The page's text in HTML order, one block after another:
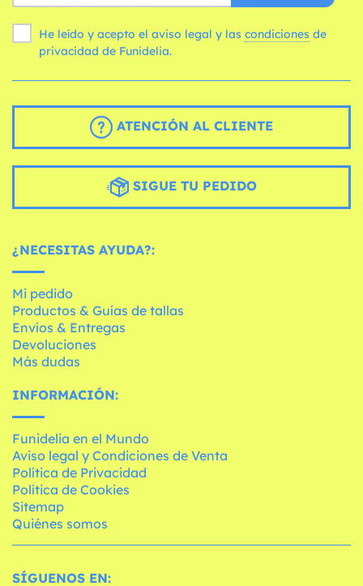
He leído y acepto el aviso legal y las condiciones
privacidad de Funidelia.
ATENCIÓN AL CLIENTE
SIGUE TU PEDIDO
¿NECESITAS AYUDA?:
Mi pedido
Productos & Guías de tallas
Envíos & Entregas
Devoluciones
Más dudas
INFORMACIÓN:
Funidelia en el Mundo
Aviso legal y Condiciones de Venta
Política de Privacidad
Política de Cookies
Sitemap
Quiénes somos
SÍGUENOS EN: